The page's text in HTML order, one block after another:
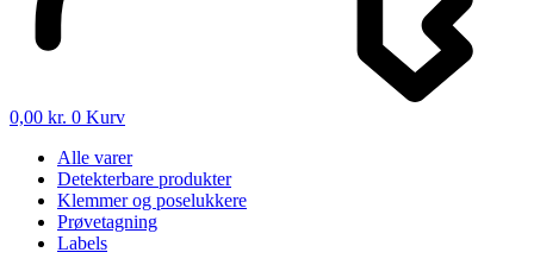
0,00 kr. 0 Kurv
Alle varer
Detekterbare produkter
Klemmer og poselukkere
Prøvetagning
Labels